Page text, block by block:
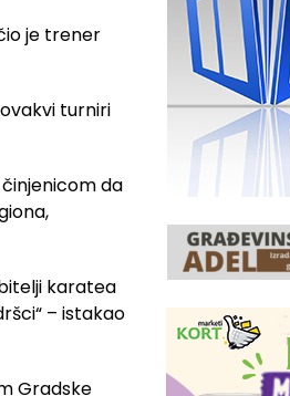
je trener
turniri
da
karatea
– istakao
Gradske